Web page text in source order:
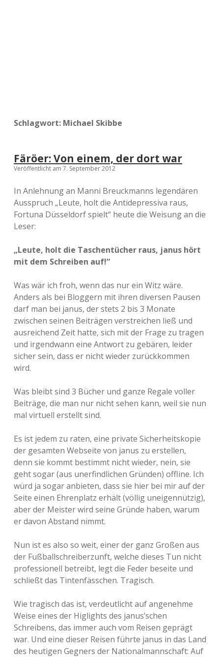
Schlagwort: Michael Skibbe
Färöer: Von einem, der dort war
Veröffentlicht am 7. September 2012
In Anlehnung an Manni Breuckmanns legendären
Ausspruch „Leute, holt die Antidepressiva raus,
Fortuna Düsseldorf spielt“ heute die Weisung an die
Leser:
„Leute, holt die Taschentücher raus, janus hört
mit dem Schreiben auf!“
Was wär ich froh, wenn das nur ein Witz wäre.
Anders als bei Bloggern mit ihren diversen Pausen
darf man bei janus, der stets 2 bis 3 Monate
zwischen seinen Beiträgen verstreichen ließ und
ausreichend Zeit hatte, sich mit der Frage zu tragen
und irgendwann eine Antwort zu gebären, leider
sicher sein, dass er nicht wieder zurückkommen
wird.
Was bleibt sind 3 Bücher und ganze Regale voller
Beiträge, die man nur nicht sehen kann, weil sie nun
mal virtuell erstellt sind.
Es ist jedem zu raten, eine private Sicherheitskopie
der gesamten Webseite von janus zu erstellen,
denn sie kommt bestimmt nicht wieder, nein, sie
geht sogar (aus unerfindlichen Gründen) offline. Ich
würd ja sogar anbieten, dass sie hier bei mir auf der
Seite einen Ehrenplatz erhält (völlig uneigennützig),
aber der Meister wird seine Gründe haben, warum
er davon Abstand nimmt.
Nun ist es also so weit, einer der ganz Großen aus
der Fußballschreiberzunft, welche dieses Tun nicht
professionell betreibt, legt die Feder beseite und
schließt das Tintenfässchen. Tragisch.
Wie tragisch das ist, verdeutlicht auf angenehme
Weise eines der Higlights des janus’schen
Schreibens, das immer auch vom Reisen geprägt
war. Und eine dieser Reisen führte janus in das Land
des heutigen Gegners der Nationalmannschaft: Auf